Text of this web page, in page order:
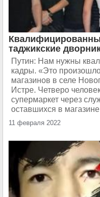
таджикские
Путин: Нам нужны
кадры. «Это
магазинов в селе
Истре. Четверо
супермаркет через
оставшихся в магазине
11 февраля 2022